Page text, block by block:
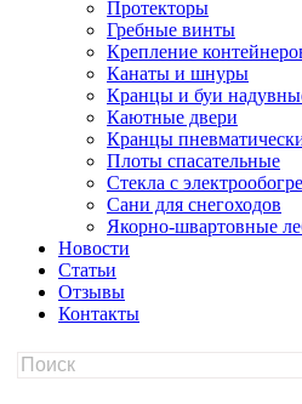
Протекторы
Гребные винты
Крепление
Канаты и шнуры
Кранцы и буи
Каютные двери
Кранцы
Плоты спасательные
Стекла с
Сани для снегоходов
Якорно-швартовные
Новости
Статьи
Отзывы
Контакты